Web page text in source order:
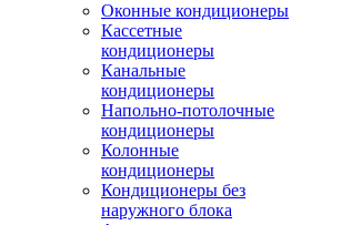
Оконные кондиционеры
Кассетные
кондиционеры
Канальные
кондиционеры
Напольно-потолочные
кондиционеры
Колонные
кондиционеры
Кондиционеры без
наружного блока